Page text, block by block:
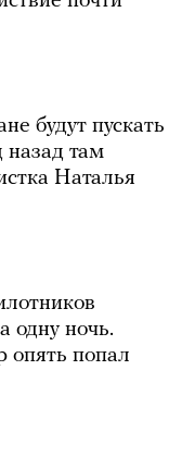
будут пускать
назад там
Наталья
одну ночь.
опять попал